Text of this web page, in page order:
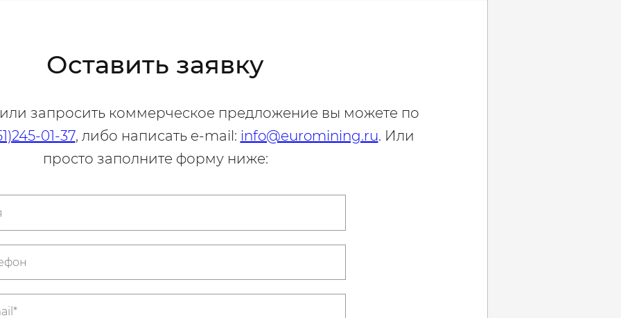
Оставить заявку
запросить коммерческое предложение вы можете по
01-37, либо написать e-mail: info@euromining.ru. Или
просто заполните форму ниже: